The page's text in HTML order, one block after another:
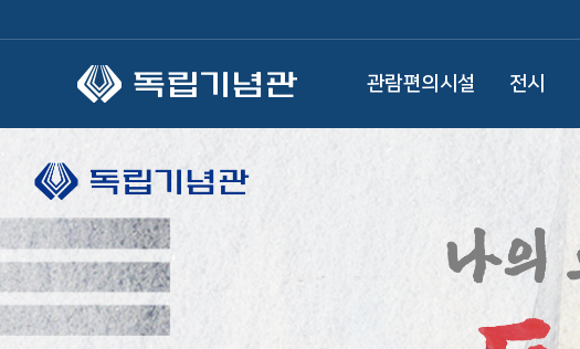
관람편의시설 전시